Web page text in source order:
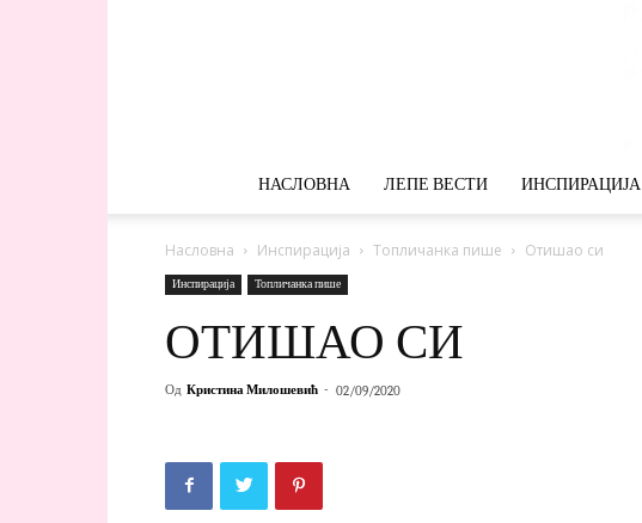
НАСЛОВНА ЛЕПЕ ВЕСТИ ИНСПИРАЦИЈА
Насловна Инспирација Топличанка пише Отишао си
Инспирација Топличанка пише
ОТИШАО СИ
Од Кристина Милошевић - 02/09/2020